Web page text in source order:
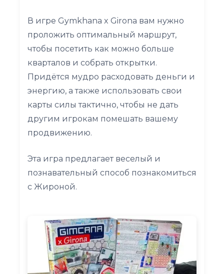
В игре Gymkhana x Girona вам нужно
проложить оптимальный маршрут,
чтобы посетить как можно больше
кварталов и собрать открытки.
Придётся мудро расходовать деньги и
энергию, а также использовать свои
карты силы тактично, чтобы не дать
другим игрокам помешать вашему
продвижению.
Эта игра предлагает веселый и
познавательный способ познакомиться
с Жироной.